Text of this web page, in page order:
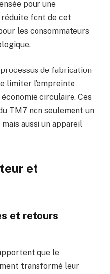
pour une
font de cet
les consommateurs
de fabrication
limiter l’empreinte
circulaire. Ces
TM7 non seulement un
aussi un appareil
et
et retours
que le
transformé leur